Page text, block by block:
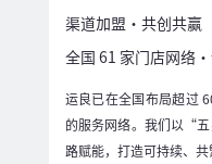
渠道加盟・共创共赢
全国 61 家门店网络
运良已在全国布局超过
的服务网络。我们以“
路赋能，打造可持续、共